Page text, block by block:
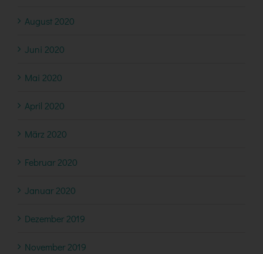
August 2020
Juni 2020
Mai 2020
April 2020
März 2020
Februar 2020
Januar 2020
Dezember 2019
November 2019